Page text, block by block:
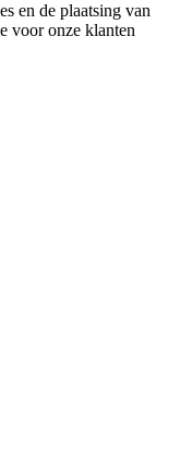
en de plaatsing van
voor onze klanten